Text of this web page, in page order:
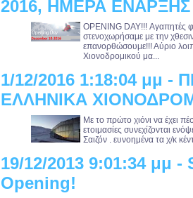
2016, ΗΜΕΡΑ ΕΝΑΡΞΗΣ
OPENING DAY!!! Αγαπητές
στενοχωρήσαμε με την
επανορθώσουμε!!! Αύριο
Χιονοδρομικού μα...
1/12/2016 1:18:04 μμ -
ΕΛΛΗΝΙΚΑ
Με το πρώτο χιόνι να έχει
ετοιμασίες συνεχίζονται
Σαιζόν . ευνοημένα τα χ/κ
19/12/2013 9:01:34 μμ
Opening!